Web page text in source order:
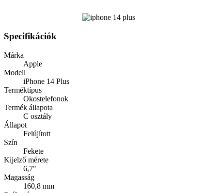
Specifikációk
Márka
Apple
Modell
iPhone 14 Plus
Terméktípus
Okostelefonok
Termék állapota
C osztály
Állapot
Felújított
Szín
Fekete
Kijelző mérete
6,7"
Magasság
160,8 mm